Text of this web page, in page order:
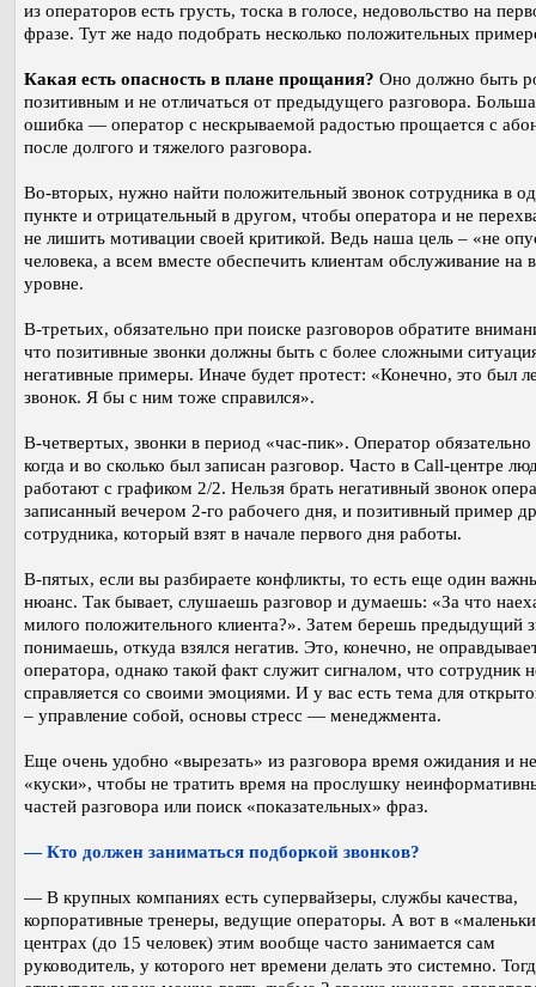
из операторов есть грусть, тоска в голосе, недовольство на
фразе. Тут же надо подобрать несколько положительных
Какая есть опасность в плане прощания? Оно должно быть
позитивным и не отличаться от предыдущего разговора.
ошибка — оператор с нескрываемой радостью прощается с
после долгого и тяжелого разговора.
Во-вторых, нужно найти положительный звонок сотрудника в
пункте и отрицательный в другом, чтобы оператора и не
не лишить мотивации своей критикой. Ведь наша цель – «не
человека, а всем вместе обеспечить клиентам обслуживание на
уровне.
В-третьих, обязательно при поиске разговоров обратите
что позитивные звонки должны быть с более сложными
негативные примеры. Иначе будет протест: «Конечно, это был
звонок. Я бы с ним тоже справился».
В-четвертых, звонки в период «час-пик». Оператор обязательно
когда и во сколько был записан разговор. Часто в Call-центре
работают с графиком 2/2. Нельзя брать негативный звонок
записанный вечером 2-го рабочего дня, и позитивный пример
сотрудника, который взят в начале первого дня работы.
В-пятых, если вы разбираете конфликты, то есть еще один
нюанс. Так бывает, слушаешь разговор и думаешь: «За что
милого положительного клиента?». Затем берешь предыдущий
понимаешь, откуда взялся негатив. Это, конечно, не
оператора, однако такой факт служит сигналом, что сотрудник
справляется со своими эмоциями. И у вас есть тема для
– управление собой, основы стресс — менеджмента.
Еще очень удобно «вырезать» из разговора время ожидания и
«куски», чтобы не тратить время на прослушку
частей разговора или поиск «показательных» фраз.
— Кто должен заниматься подборкой звонков?
— В крупных компаниях есть супервайзеры, службы качества,
корпоративные тренеры, ведущие операторы. А вот в
центрах (до 15 человек) этим вообще часто занимается сам
руководитель, у которого нет времени делать это системно.